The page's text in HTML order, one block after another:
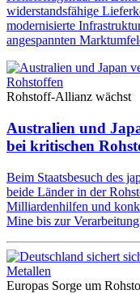
widerstandsfähige
modernisierte
angespannten
Rohstoff-Allianz wächst
Australien und
bei kritischen
Beim Staatsbesuch des
beide Länder in der
Milliardenhilfen und
Mine bis zur
Europas Sorge um